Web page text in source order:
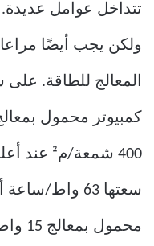
تتداخل عوامل
ولكن يجب أيضًا
المعالج للطاقة.
400
سعتها 63 واط/